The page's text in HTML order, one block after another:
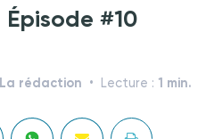
#10
La rédaction Lecture : 1 min.